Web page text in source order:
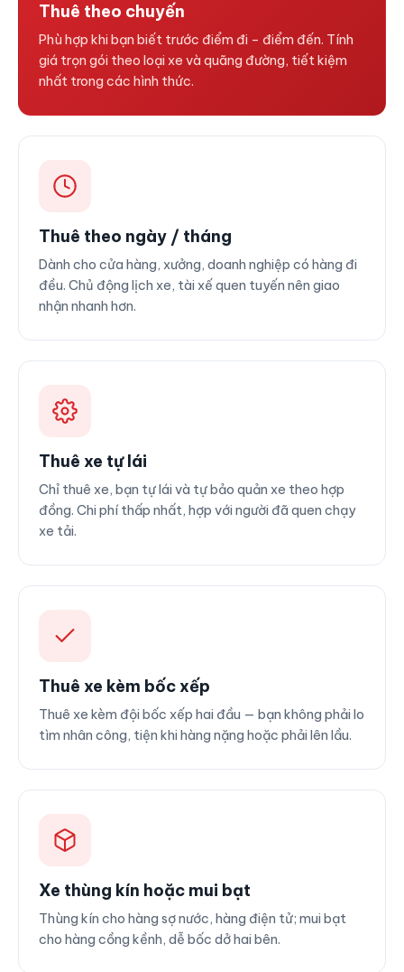
Thuê theo chuyến
Phù hợp khi bạn biết trước điểm đi – điểm đến. Tính
giá trọn gói theo loại xe và quãng đường, tiết kiệm
nhất trong các hình thức.
Thuê theo ngày / tháng
Dành cho cửa hàng, xưởng, doanh nghiệp có hàng đi
đều. Chủ động lịch xe, tài xế quen tuyến nên giao
nhận nhanh hơn.
Thuê xe tự lái
Chỉ thuê xe, bạn tự lái và tự bảo quản xe theo hợp
đồng. Chi phí thấp nhất, hợp với người đã quen chạy
xe tải.
Thuê xe kèm bốc xếp
Thuê xe kèm đội bốc xếp hai đầu — bạn không phải lo
tìm nhân công, tiện khi hàng nặng hoặc phải lên lầu.
Xe thùng kín hoặc mui bạt
Thùng kín cho hàng sợ nước, hàng điện tử; mui bạt
cho hàng cồng kềnh, dễ bốc dở hai bên.